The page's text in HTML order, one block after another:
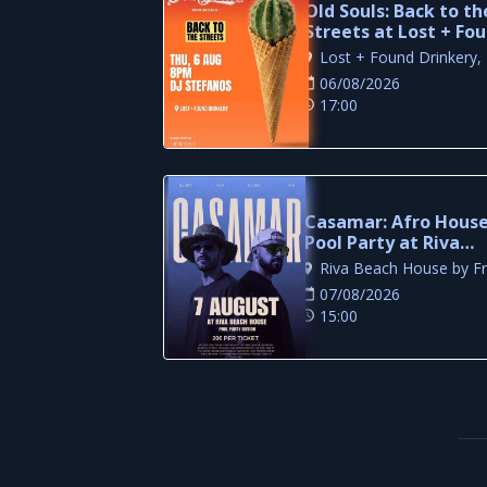
Old Souls: Back to
Streets at Lost +
Drinkery
06/08/2026
17:00
Casamar: Afro House
Pool Party at Riva
Beach House
07/08/2026
15:00